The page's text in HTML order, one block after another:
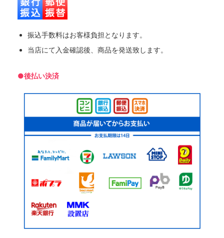
振込手数料はお客様負担となります。
当店にて入金確認後、商品を発送致します。
●後払い決済